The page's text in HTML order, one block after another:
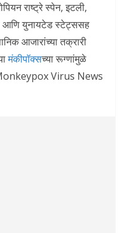
राष्ट्रे स्पेन, इटली,
आणि युनायटेड स्टेट्ससह
आजारांच्या तक्रारी
मंकीपॉक्सच्या रूग्णांमुळे
Virus News